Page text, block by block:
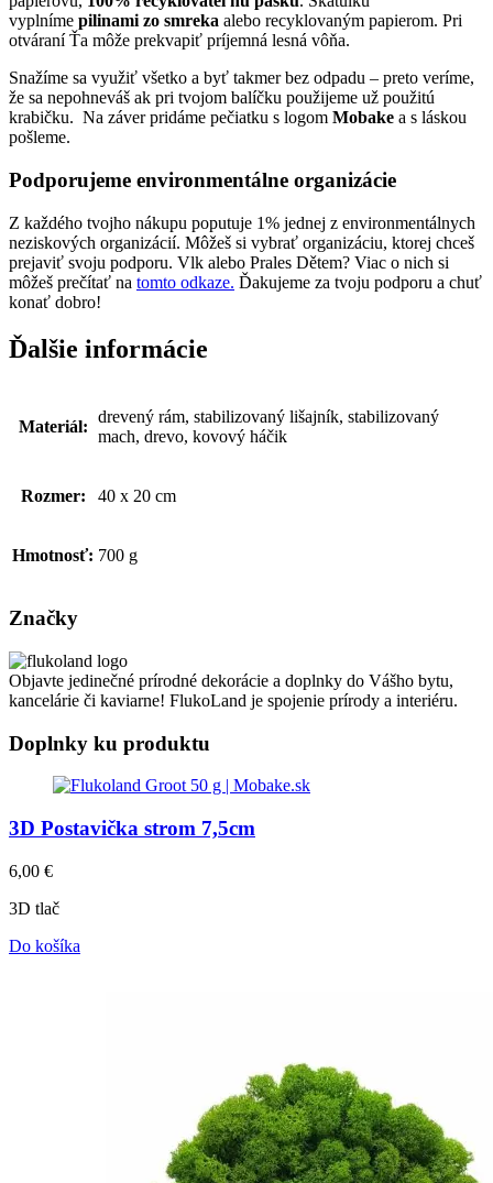
vyplníme pilinami zo smreka alebo recyklovaným papierom. Pri
otváraní Ťa môže prekvapiť príjemná lesná vôňa.
Snažíme sa využiť všetko a byť takmer bez odpadu – preto veríme,
že sa nepohneváš ak pri tvojom balíčku použijeme už použitú
krabičku. Na záver pridáme pečiatku s logom Mobake a s láskou
pošleme.
Podporujeme environmentálne organizácie
Z každého tvojho nákupu poputuje 1% jednej z environmentálnych
neziskových organizácií. Môžeš si vybrať organizáciu, ktorej chceš
prejaviť svoju podporu. Vlk alebo Prales Dětem? Viac o nich si
môžeš prečítať na tomto odkaze. Ďakujeme za tvoju podporu a chuť
konať dobro!
Ďalšie informácie
Materiál:
drevený rám, stabilizovaný lišajník, stabilizovaný
mach, drevo, kovový háčik
Rozmer: 40 x 20 cm
Hmotnosť: 700 g
Značky
Objavte jedinečné prírodné dekorácie a doplnky do Vášho bytu,
kancelárie či kaviarne! FlukoLand je spojenie prírody a interiéru.
Doplnky ku produktu
3D Postavička strom 7,5cm
6,00 €
3D tlač
Do košíka